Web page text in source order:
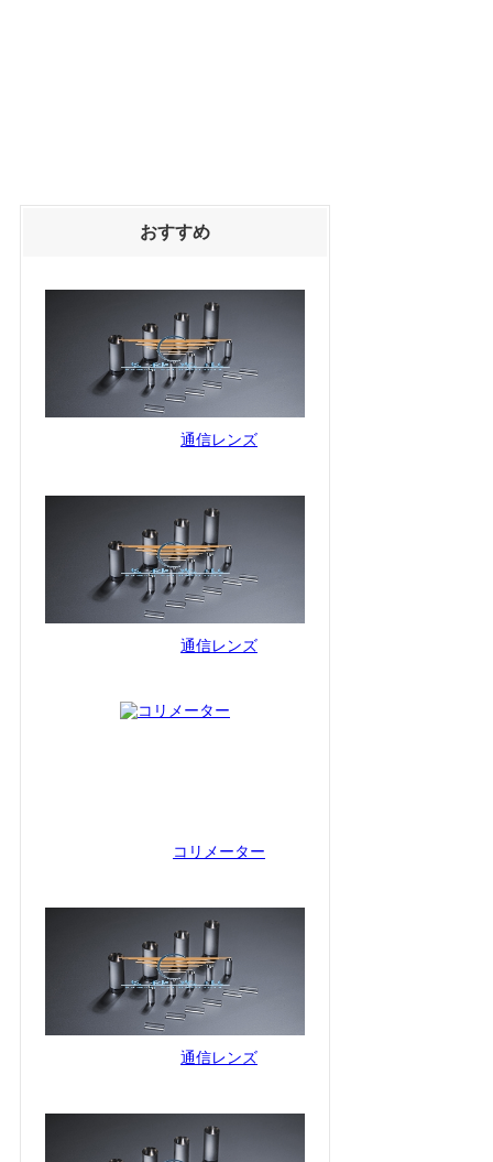
おすすめ
通信レンズ
通信レンズ
コリメーター
通信レンズ